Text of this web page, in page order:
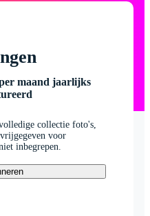
maand jaarlijks
collectie foto's,
voor
inbegrepen.